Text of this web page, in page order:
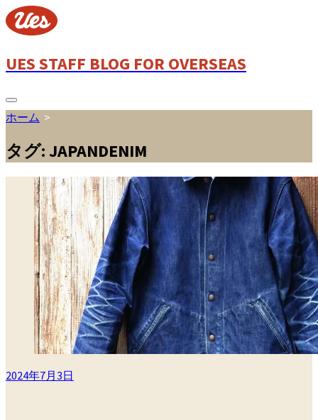
コ
ン
ン
ツ
ス
キ
プ
UES STAFF BLOG FOR OVERSEAS
検
索
り
替
ホーム >
タグ:JAPANDENIM
2024年7月3日